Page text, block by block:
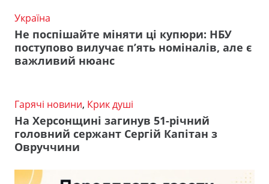
Україна
Не поспішайте міняти ці купюри: НБУ
поступово вилучає п’ять номіналів, але є
важливий нюанс
Гарячі новини, Крик душі
На Херсонщині загинув 51-річний
головний сержант Сергій Капітан з
Овруччини